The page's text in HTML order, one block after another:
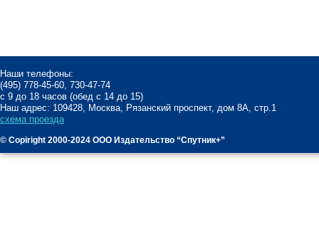
Наши телефоны:
(495) 778-45-60, 730-47-74
с 9 до 18 часов (обед с 14 до 15)
Наш адрес: 109428, Москва, Рязанский проспект, дом 8А, стр.1
схема проезда
© Copiright 2000-2024 ООО Издательство “Спутник+”